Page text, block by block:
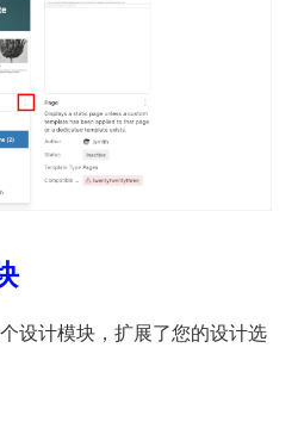
设计模块，扩展了您的设计选